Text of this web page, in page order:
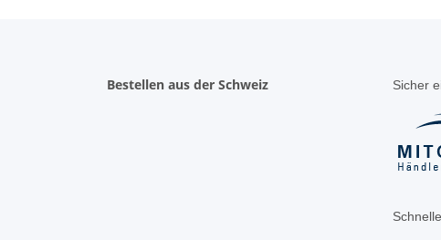
Bestellen aus der Schweiz Sicher